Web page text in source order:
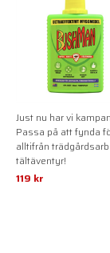
Just nu har vi
Passa på att fynda
alltifrån
tältäventyr!
119 kr